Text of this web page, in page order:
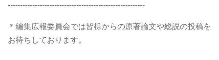
--------------------------------------------------------
＊編集広報委員会では皆様からの原著論文や総説の投稿を
お待ちしております。